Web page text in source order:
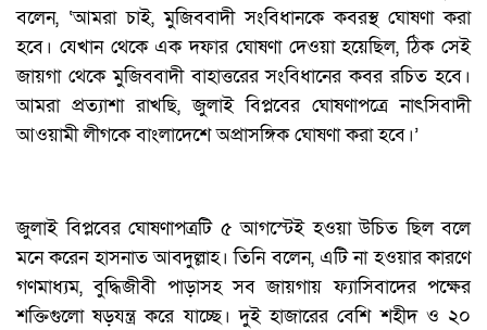
বলেন, ‘আমরা চাই, মুজিববাদী সংবিধানকে কবরস্থ ঘোষণা করা
হবে। যেখান থেকে এক দফার ঘোষণা দেওয়া হয়েছিল, ঠিক সেই
জায়গা থেকে মুজিববাদী বাহাত্তরের সংবিধানের কবর রচিত হবে।
আমরা প্রত্যাশা রাখছি, জুলাই বিপ্লবের ঘোষণাপত্রে নাৎসিবাদী
আওয়ামী লীগকে বাংলাদেশে অপ্রাসঙ্গিক ঘোষণা করা হবে।’
জুলাই বিপ্লবের ঘোষণাপত্রটি ৫ আগস্টেই হওয়া উচিত ছিল বলে
মনে করেন হাসনাত আবদুল্লাহ। তিনি বলেন, এটি না হওয়ার কারণে
গণমাধ্যম, বুদ্ধিজীবী পাড়াসহ সব জায়গায় ফ্যাসিবাদের পক্ষের
শক্তিগুলো ষড়যন্ত্র করে যাচ্ছে। দুই হাজারের বেশি শহীদ ও ২০